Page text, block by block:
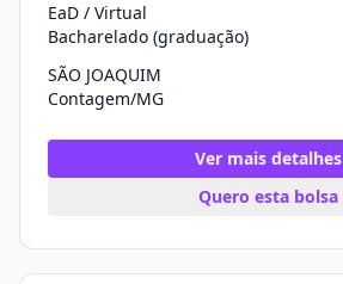
EaD / Virtual
Bacharelado (graduação)
SÃO JOAQUIM
Contagem/MG
Ver mais detalhes
Quero esta bolsa